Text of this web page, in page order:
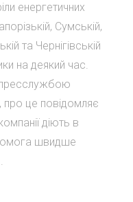
енергетичних
Сумській,
та Чернігівській
на деякий час.
про це повідомляє
діють в
швидше